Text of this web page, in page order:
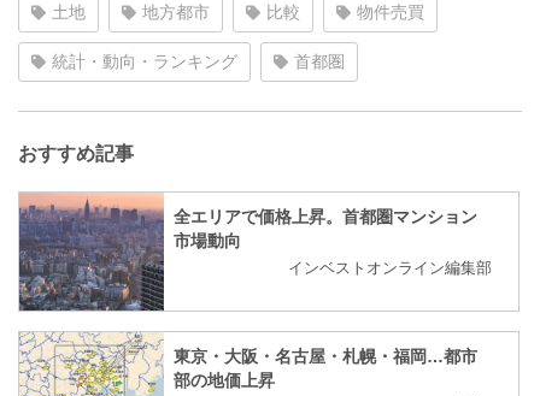
土地 地方都市 比較 物件売買
統計・動向・ランキング 首都圏
おすすめ記事
全エリアで価格上昇。首都圏マンション
市場動向
インベストオンライン編集部
東京・大阪・名古屋・札幌・福岡…都市
部の地価上昇